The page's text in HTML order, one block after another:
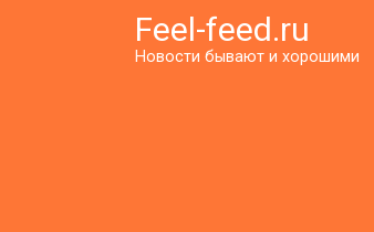
Feel-feed.ru
Новости бывают и хорошими